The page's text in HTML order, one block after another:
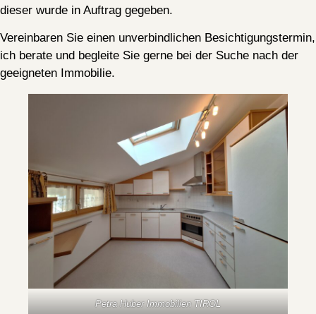
dieser wurde in Auftrag gegeben.
Vereinbaren Sie einen unverbindlichen Besichtigungstermin,
ich berate und begleite Sie gerne bei der Suche nach der
geeigneten Immobilie.
Petra Huber Immobilien TIROL